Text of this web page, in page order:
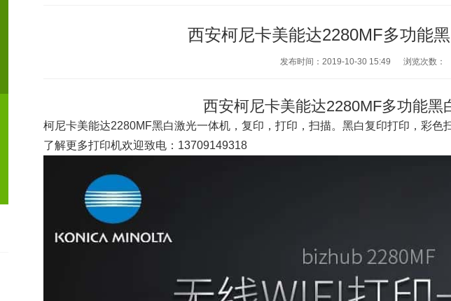
新闻动态 >
西安柯尼卡美能达2280MF多功能
发布时间：2019-10-30 15:49 浏览次数：
西安柯尼卡美能达2280MF多功能黑
柯尼卡美能达2280MF黑白激光一体机，复印，打印，扫描。黑白复印打印，彩色
了解更多打印机欢迎致电：13709149318